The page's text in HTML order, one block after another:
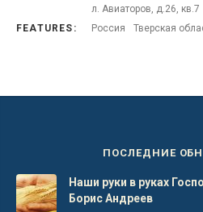
л. Авиаторов, д.26, кв.7
FEATURES:
Россия Тверская
ПОСЛЕДНИЕ
Наши руки в руках
Борис Андреев